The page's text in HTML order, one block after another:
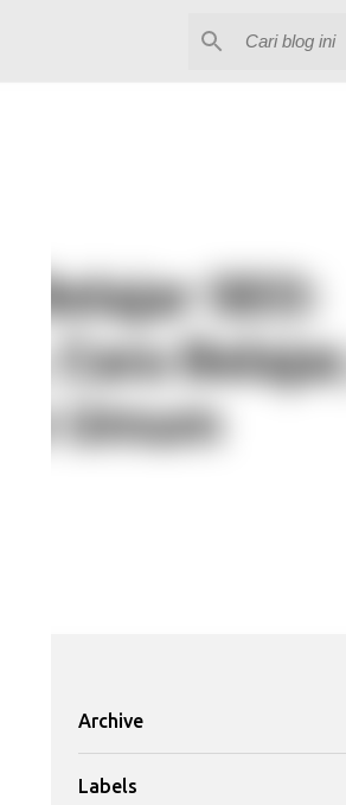
Archive
Labels